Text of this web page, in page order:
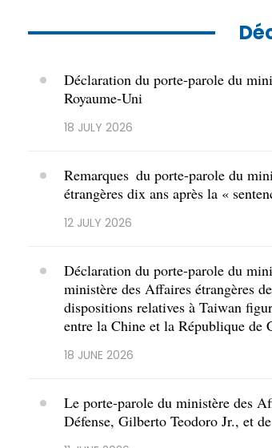
Déclaration du porte-parole du
Royaume-Uni
18 JULY 2026
Remarques du porte-parole du
étrangères dix ans après la «
12 JULY 2026
Déclaration du porte-parole du
ministère des Affaires étrangères
dispositions relatives à Taiwan
entre la Chine et la République de
18 JUNE 2026
Le porte-parole du ministère des
Défense, Gilberto Teodoro Jr., et